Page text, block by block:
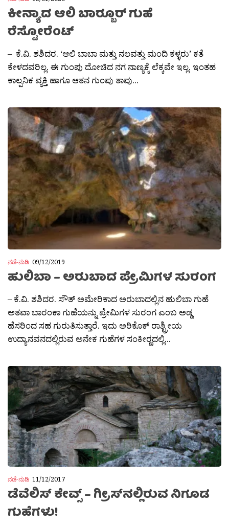
ಕೀನ್ಯಾದ ಆಲಿ ಬಾರ‍್ಬೂರ್ ಗುಹೆ
ರೆಸ್ಟೋರೆಂಟ್
– ಕೆ.ವಿ. ಶಶಿದರ. ‘ಆಲಿ ಬಾಬಾ ಮತ್ತು ನಲವತ್ತು ಮಂದಿ ಕಳ್ಳರು’ ಕತೆ
ಕೇಳದವರಿಲ್ಲ. ಈ ಗುಂಪು ದೋಚಿದ ನಗ ನಾಣ್ಯಕ್ಕೆ ಲೆಕ್ಕವೇ ಇಲ್ಲ. ಇಂತಹ
ಕಾಲ್ಪನಿಕ ವ್ಯಕ್ತಿ ಹಾಗೂ ಆತನ ಗುಂಪು ತಾವು...
ನಡೆ-ನುಡಿ 09/12/2019
ಹುಲಿಬಾ – ಅರುಬಾದ ಪ್ರೇಮಿಗಳ ಸುರಂಗ
– ಕೆ.ವಿ. ಶಶಿದರ. ಸೌತ್ ಅಮೇರಿಕಾದ ಅರುಬಾದಲ್ಲಿನ ಹುಲಿಬಾ ಗುಹೆ
ಅತವಾ ಬಾರಂಕಾ ಗುಹೆಯನ್ನು ಪ್ರೇಮಿಗಳ ಸುರಂಗ ಎಂಬ ಅಡ್ಡ
ಹೆಸರಿಂದ ಸಹ ಗುರುತಿಸುತ್ತಾರೆ. ಇದು ಅರಿಕೊಕ್ ರಾಶ್ಟ್ರೀಯ
ಉದ್ಯಾನವನದಲ್ಲಿರುವ ಅನೇಕ ಗುಹೆಗಳ ಸಂಕೀರ‍್ಣದಲ್ಲಿ...
ನಡೆ-ನುಡಿ 11/12/2017
ಡೆವೆಲಿಸ್ ಕೇವ್ಸ್ – ಗ್ರೀಸ್‍ನಲ್ಲಿರುವ ನಿಗೂಡ
ಗುಹೆಗಳು!